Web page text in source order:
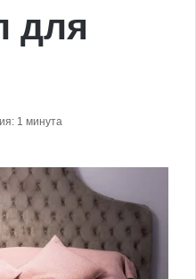
для
1 минута